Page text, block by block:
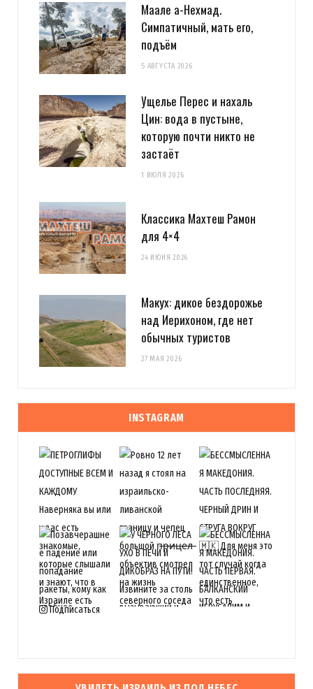
Маале а-Нехмад.
Симпатичный, мать его,
подъём
5 АВГУСТА 2026
Ущелье Перес и нахаль
Цин: вода в пустыне,
которую почти никто не
застаёт
1 ИЮЛЯ 2026
Классика Махтеш Рамон
для 4×4
24 ИЮНЯ 2026
Макух: дикое бездорожье
над Иерихоном, где нет
обычных туристов
27 МАЯ 2026
INSTAGRAM
Подписаться